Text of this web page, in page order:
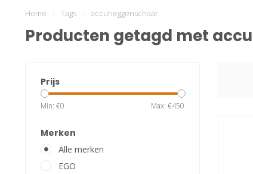
Home Tags accuheggenschaar
Producten getagd met
Prijs
Min: €0 Max: €450
Merken
Alle merken
EGO